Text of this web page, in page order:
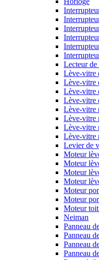
Lecteur de
Lève-vitre
Lève-vitre
Lève-vitre
Lève-vitre
Lève-vitre
Lève-vitre
Lève-vitre
Lève-vitre
Levier de
Moteur
Moteur
Moteur
Moteur
Moteur
Moteur
Moteur
Neiman
Panneau
Panneau
Panneau
Panneau